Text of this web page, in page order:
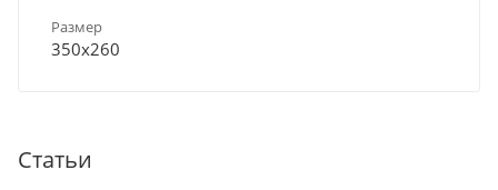
Размер
350х260
Статьи